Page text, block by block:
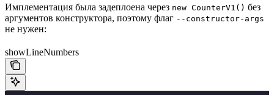
Имплементация была задеплоена через new CounterV1() без
аргументов конструктора, поэтому флаг --constructor-args
не нужен:
showLineNumbers